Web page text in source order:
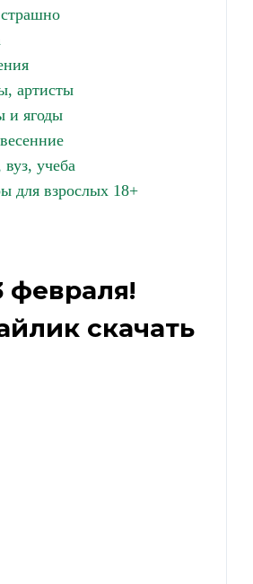
артисты
и ягоды
учеба
для взрослых 18+
февраля!
скачать